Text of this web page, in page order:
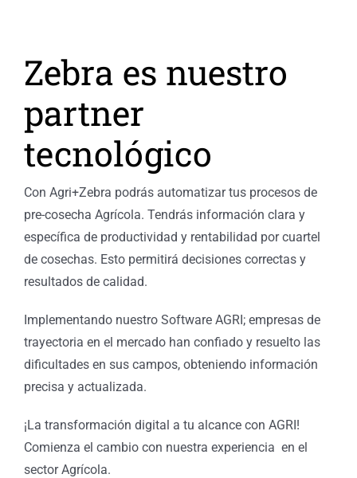
Zebra es nuestro
partner
tecnológico
Con Agri+Zebra podrás automatizar tus procesos de
pre-cosecha Agrícola. Tendrás información clara y
específica de productividad y rentabilidad por cuartel
de cosechas. Esto permitirá decisiones correctas y
resultados de calidad.
Implementando nuestro Software AGRI; empresas de
trayectoria en el mercado han confiado y resuelto las
dificultades en sus campos, obteniendo información
precisa y actualizada.
¡La transformación digital a tu alcance con AGRI!
Comienza el cambio con nuestra experiencia en el
sector Agrícola.